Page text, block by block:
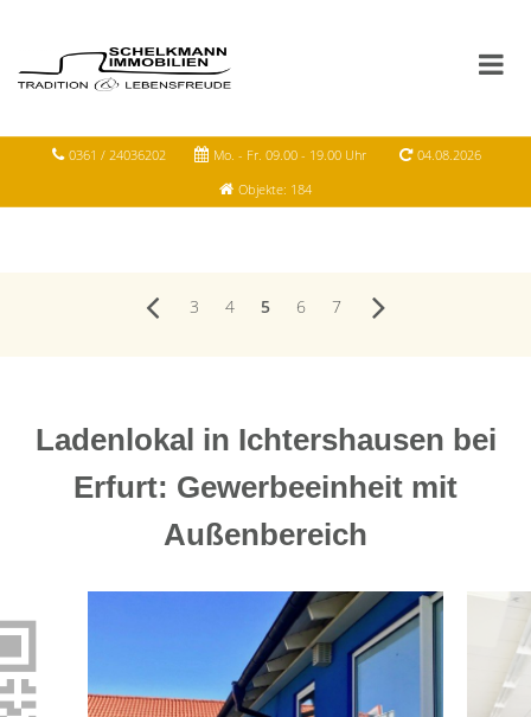
0361 / 24036202 Mo. - Fr. 09.00 - 19.00 Uhr
04.08.2026
Objekte: 184
3 4 5 6 7
Ladenlokal in Ichtershausen bei
Erfurt: Gewerbeeinheit mit
Außenbereich